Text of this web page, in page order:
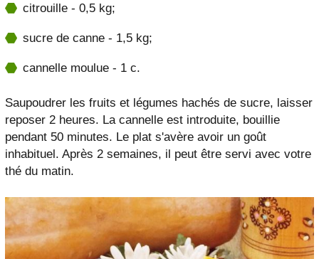
citrouille - 0,5 kg;
sucre de canne - 1,5 kg;
cannelle moulue - 1 c.
Saupoudrer les fruits et légumes hachés de sucre, laisser
reposer 2 heures. La cannelle est introduite, bouillie
pendant 50 minutes. Le plat s'avère avoir un goût
inhabituel. Après 2 semaines, il peut être servi avec votre
thé du matin.